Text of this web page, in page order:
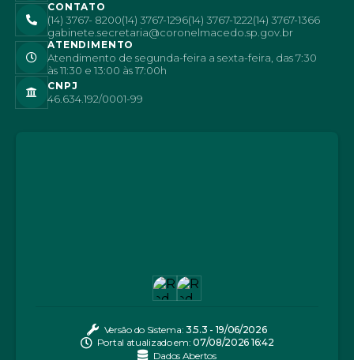
CONTATO
(14) 3767- 8200(14) 3767-1296(14) 3767-1222(14) 3767-1366
gabinete.secretaria@coronelmacedo.sp.gov.br
ATENDIMENTO
Atendimento de segunda-feira a sexta-feira, das 7:30
às 11:30 e 13:00 às 17:00h
CNPJ
46.634.192/0001-99
Versão do Sistema: 3.5.3 - 19/06/2026
Portal atualizado em:07/08/2026 16:42
Dados Abertos